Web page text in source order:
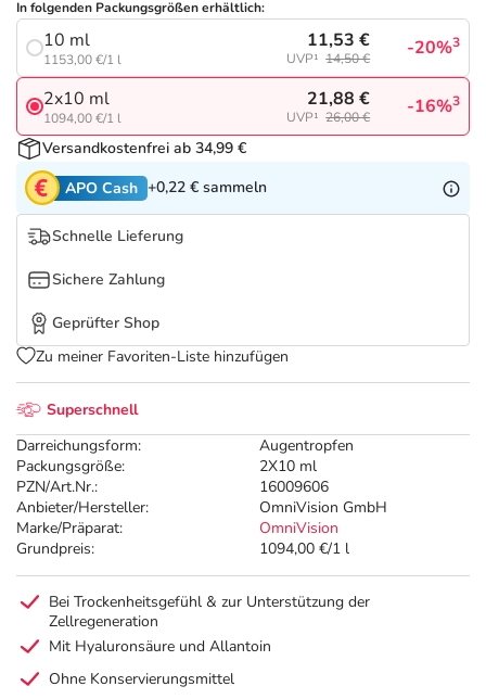
Tierapotheke
Vitamine & Mineralstoffe
Marken
Salus Deals
Superschnell
Darreichungsform:
Augentropfen
Packungsgröße:
2X10 ml
PZN/Art.Nr.:
16009606
Anbieter/Hersteller:
OmniVision GmbH
Marke/Präparat:
OmniVision
Grundpreis:
1094,00 €/1 l
In folgenden Packungsgrößen erhältlich:
10 ml
1153,00 €/1 l
11,53 €
UVP¹ 14,50 € -20%3
2x10 ml
1094,00 €/1 l
21,88 €
UVP¹ 26,00 € -16%3
Versandkostenfrei ab 34,99 €
APO Cash +0,22 € sammeln
Schnelle Lieferung
Sichere Zahlung
Geprüfter Shop
Zu meiner Favoriten-Liste hinzufügen
Bei Trockenheitsgefühl & zur Unterstützung der
Zellregeneration
Mit Hyaluronsäure und Allantoin
Ohne Konservierungsmittel